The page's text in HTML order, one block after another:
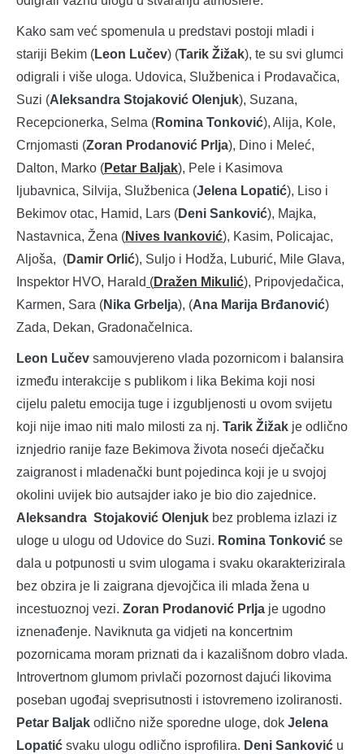
Kako sam već spomenula u predstavi postoji mladi i
stariji Bekim (Leon Lučev) (Tarik Žižak), te su svi glumci
odigrali i više uloga. Udovica, Službenica i Prodavačica,
Suzi (Aleksandra Stojaković Olenjuk), Suzana,
Recepcionerka, Selma (Romina Tonković), Alija, Kole,
Crnjomasti (Zoran Prodanović Prlja), Dino i Meleć,
Dalton, Marko (Petar Baljak), Pele i Kasimova
ljubavnica, Silvija, Službenica (Jelena Lopatić), Liso i
Bekimov otac, Hamid, Lars (Deni Sanković), Majka,
Nastavnica, Žena (Nives Ivanković), Kasim, Policajac,
Aljoša, (Damir Orlić), Suljo i Hodža, Luburić, Mile Glava,
Inspektor HVO, Harald (Dražen Mikulić), Pripovjedačica,
Karmen, Sara (Nika Grbelja), (Ana Marija Brđanović)
Zada, Dekan, Gradonačelnica.
Leon Lučev samouvjereno vlada pozornicom i balansira
između interakcije s publikom i lika Bekima koji nosi
cijelu paletu emocija tuge i izgubljenosti u ovom svijetu
koji nije imao niti malo milosti za nj. Tarik Žižak je odlično
iznjedrio ranije faze Bekimova života noseći dječačku
zaigranost i mladenački bunt pojedinca koji je u svojoj
okolini uvijek bio autsajder iako je bio dio zajednice.
Aleksandra Stojaković Olenjuk bez problema izlazi iz
uloge u ulogu od Udovice do Suzi. Romina Tonković se
dala u potpunosti u svim ulogama i svaku okarakterizirala
bez obzira je li zaigrana djevojčica ili mlada žena u
incestuoznoj vezi. Zoran Prodanović Prlja je ugodno
iznenađenje. Naviknuta ga vidjeti na koncertnim
pozornicama moram priznati da i kazališnom dobro vlada.
Introvertnom glumom privlači pozornost dajući likovima
poseban ugođaj sveprisutnosti i istovremeno izoliranosti.
Petar Baljak odlično niže sporedne uloge, dok Jelena
Lopatić svaku ulogu odlično isprofilira. Deni Sanković u